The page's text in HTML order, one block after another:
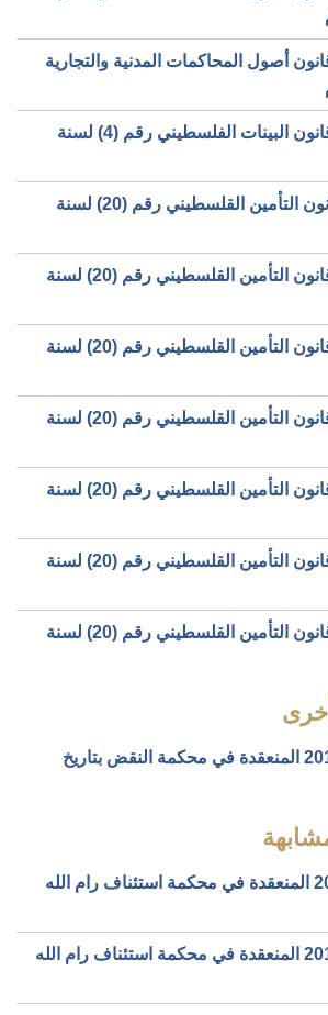
رقم 186 من قانون أصول المحاكمات المدنية والتجارية
المادة رقم 110 من قانون البينات الفلسطيني رقم (4) لسنة
المادة رقم 12 من قانون التأمين القلسطيني رقم (20) لسنة
المادة رقم 137 من قانون التأمين القلسطيني رقم (20) لسنة
المادة رقم 138 من قانون التأمين القلسطيني رقم (20) لسنة
المادة رقم 144 من قانون التأمين القلسطيني رقم (20) لسنة
المادة رقم 146 من قانون التأمين القلسطيني رقم (20) لسنة
المادة رقم 149 من قانون التأمين القلسطيني رقم (20) لسنة
المادة رقم 160 من قانون التأمين القلسطيني رقم (20) لسنة
القضية رقم ‎1575‏/‎2018‏ المنعقدة في محكمة النقض بتاريخ
القضية رقم ‎837‏/‎2018‏ المنعقدة في محكمة استئناف رام الله
القضية رقم ‎1000‏/‎2017‏ المنعقدة في محكمة استئناف رام الله